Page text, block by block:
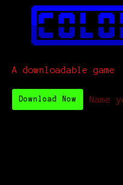
A downloadable game
Download Now Name